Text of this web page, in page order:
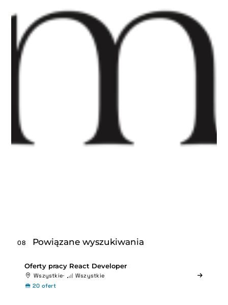
08 Powiązane wyszukiwania
Oferty pracy React Developer
Wszystkie
Wszystkie
20 ofert